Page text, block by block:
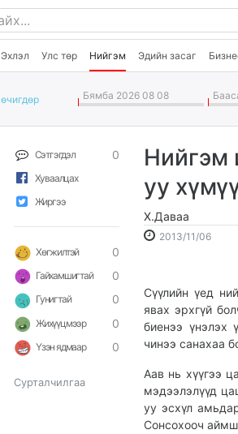
Эхлэл Улс төр Нийгэм Эдийн засаг
өчигдѳр Бямба 2026 08 08
Сэтгэгдэл 0
Хуваалцах
Жиргээ
Хөгжилтэй 0
Гайхамшигтай 0
Гунигтай 0
Жихүүцмээр 0
Үзэн ядмаар 0
Сурталчилгаа
Нийгэм
уу
Х.Даваа
2013/11/062013-
Сүүлийн үед
явах эрхгүй
биенээ
чинээ санахаа
Аав нь хүүгээ
мэдээлэлүүд
уу эсхүл
Сонсохооч